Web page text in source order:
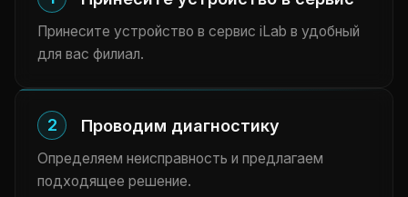
Принесите устройство в сервис iLab в удобный
для вас филиал.
2 Проводим диагностику
Определяем неисправность и предлагаем
подходящее решение.